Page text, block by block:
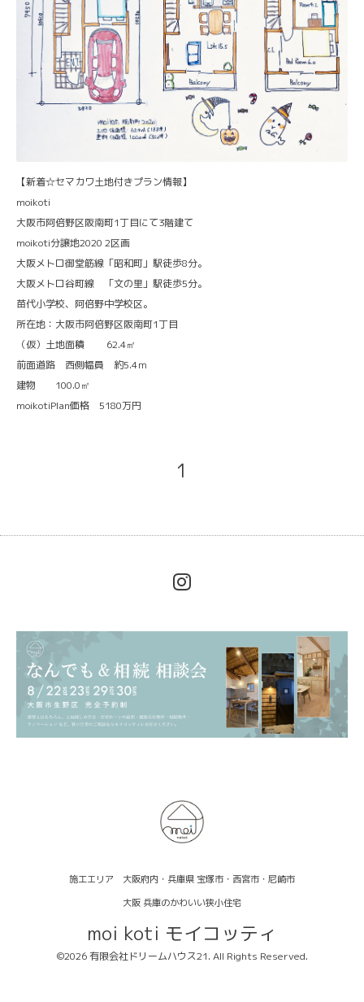
【新着☆セマカワ土地付きプラン情報】
moikoti
大阪市阿倍野区阪南町1丁目にて3階建て
moikoti分譲地2020 2区画
大阪メトロ御堂筋線「昭和町」駅徒歩8分。
大阪メトロ谷町線 「文の里」駅徒歩5分。
苗代小学校、阿倍野中学校区。
所在地：大阪市阿倍野区阪南町1丁目
（仮）土地面積 62.4㎡
前面道路 西側幅員 約5.4ｍ
建物 100.0㎡
moikotiPlan価格 5180万円
1
施工エリア 大阪府内・兵庫県 宝塚市・西宮市・尼崎市
大阪 兵庫のかわいい狭小住宅
moi koti モイコッティ
©2026有限会社ドリームハウス21. All Rights Reserved.